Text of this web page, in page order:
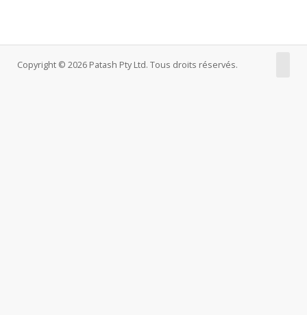
Copyright © 2026 Patash Pty Ltd. Tous droits réservés.